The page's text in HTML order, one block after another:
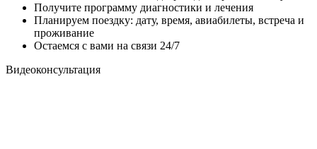
Получите программу диагностики и лечения
Планируем поездку: дату, время, авиабилеты, встреча и
проживание
Остаемся с вами на связи 24/7
Видеоконсультация